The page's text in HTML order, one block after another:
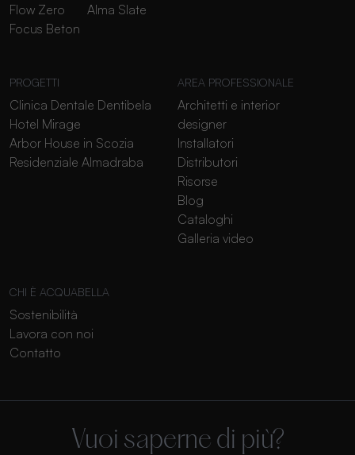
Flow Zero
Focus Beton
Alma Slate
PROGETTI
Clinica Dentale Dentibela
Hotel Mirage
Arbor House in Scozia
Residenziale Almadraba
AREA PROFESSIONALE
Architetti e interior
designer
Installatori
Distributori
Risorse
Blog
Cataloghi
Galleria video
CHI È ACQUABELLA
Sostenibilità
Lavora con noi
Contatto
Vuoi saperne di più?